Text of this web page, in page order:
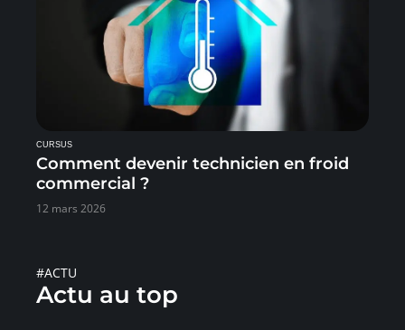
CURSUS
Comment devenir technicien en froid
commercial ?
12 mars 2026
#ACTU
Actu au top